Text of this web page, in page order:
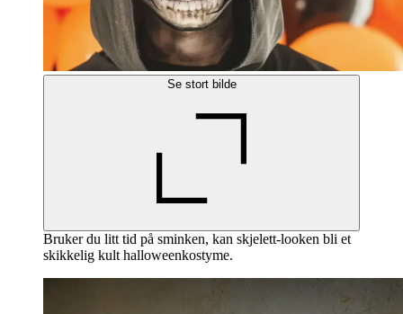
Se stort bilde
Bruker du litt tid på sminken, kan skjelett-looken bli et
skikkelig kult halloweenkostyme.